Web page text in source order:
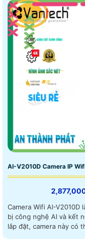
AI-V2010D Camera IP
Camera Wifi AI-
bị công nghệ AI và kết nối Wifi. Được thiết kế nhỏ
lắp đặt, camera này có